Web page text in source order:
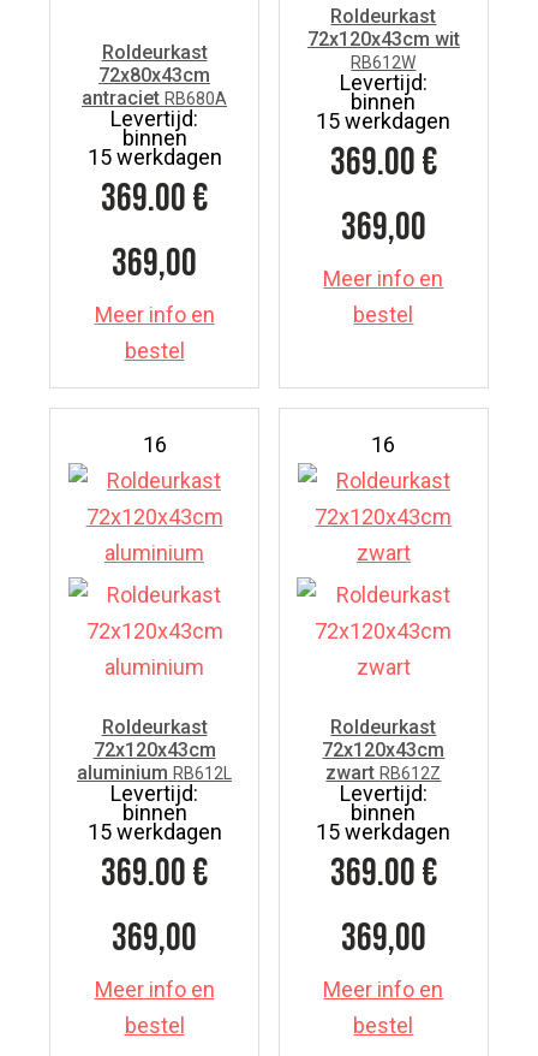
Roldeurkast
72x80x43cm
antracietRB680A
Levertijd:
binnen
15 werkdagen
369.00€
369,00
Meer info en
bestel
Roldeurkast
72x120x43cm wit
RB612W
Levertijd:
binnen
15 werkdagen
369.00€
369,00
Meer info en
bestel
16
Roldeurkast
72x120x43cm
aluminiumRB612L
Levertijd:
binnen
15 werkdagen
369.00€
369,00
Meer info en
bestel
16
Roldeurkast
72x120x43cm
zwartRB612Z
Levertijd:
binnen
15 werkdagen
369.00€
369,00
Meer info en
bestel